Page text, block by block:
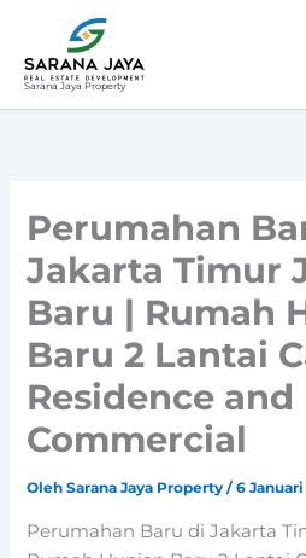
konten
Sarana Jaya Property
Perumahan
Jakarta Timur
Baru | Rumah
Baru 2 Lantai
Residence and
Commercial
OlehSarana Jaya Property/6 Januari
Perumahan Baru di Jakarta